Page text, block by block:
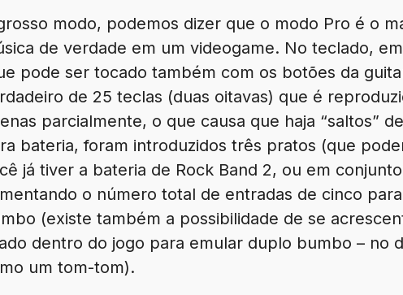
modo, podemos dizer que o modo Pro é o
de verdade em um videogame. No teclado,
pode ser tocado também com os botões da
de 25 teclas (duas oitavas) que é
parcialmente, o que causa que haja “saltos”
bateria, foram introduzidos três pratos (que
já tiver a bateria de Rock Band 2, ou em
o número total de entradas de cinco
(existe também a possibilidade de se
dentro do jogo para emular duplo bumbo – no
um tom-tom).